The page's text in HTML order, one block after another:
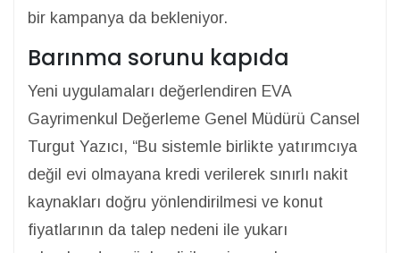
bir kampanya da bekleniyor.
Barınma sorunu kapıda
Yeni uygulamaları değerlendiren EVA
Gayrimenkul Değerleme Genel Müdürü Cansel
Turgut Yazıcı, “Bu sistemle birlikte yatırımcıya
değil evi olmayana kredi verilerek sınırlı nakit
kaynakları doğru yönlendirilmesi ve konut
fiyatlarının da talep nedeni ile yukarı